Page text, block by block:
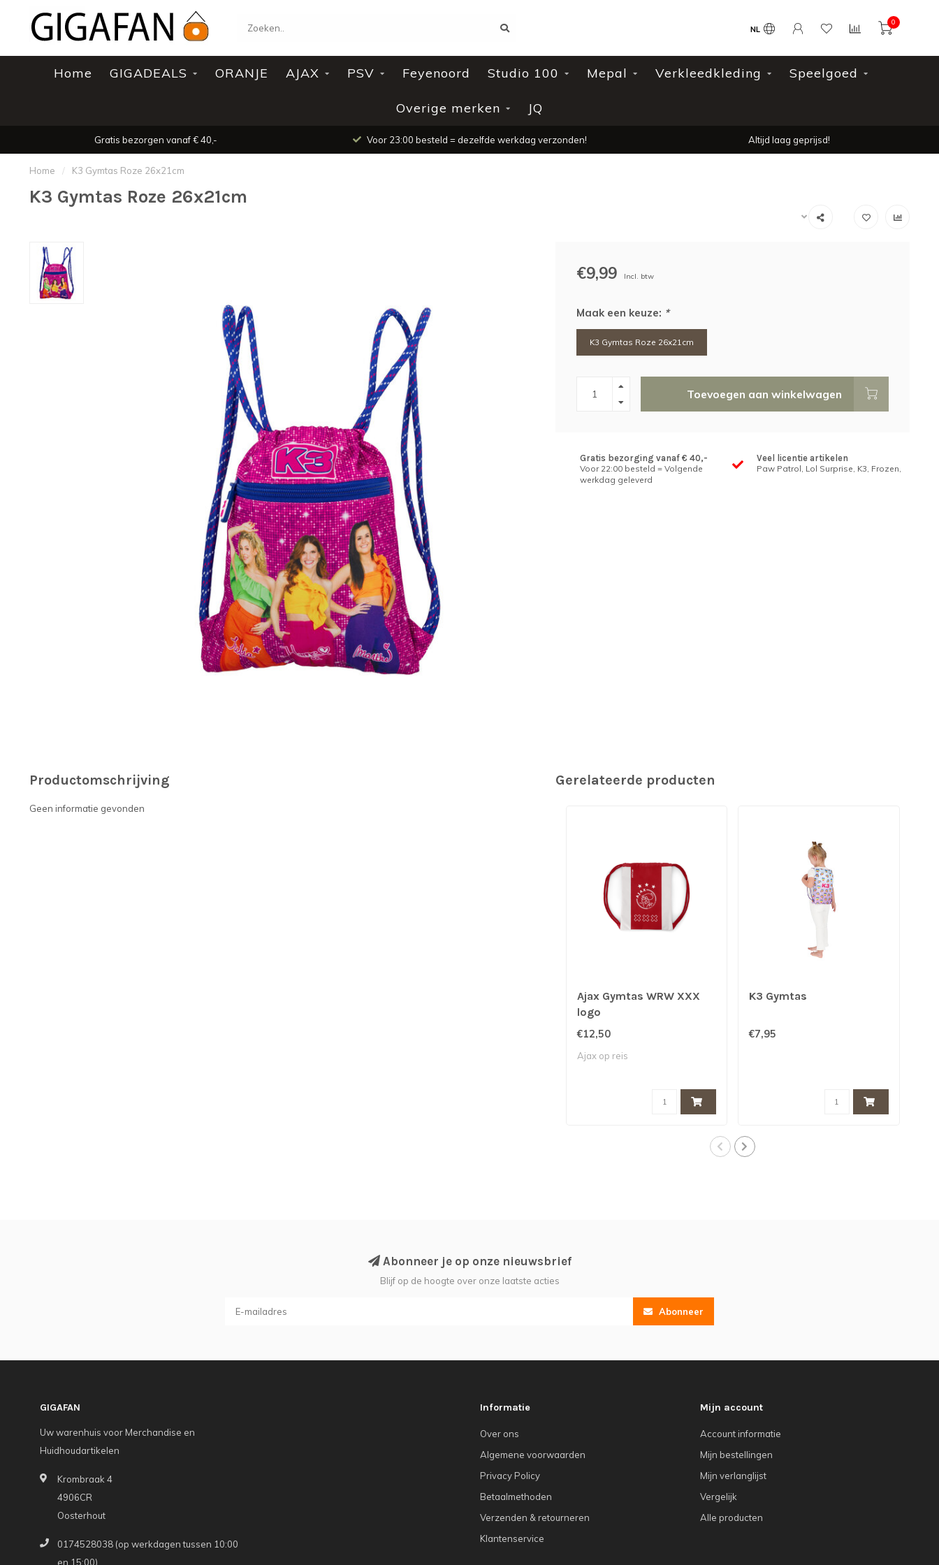
NL
0
Home GIGADEALS ORANJE AJAX PSV Feyenoord Studio 100 Mepal Verkleedkleding Speelgoed
Overige merken JQ
Gratis bezorgen vanaf € 40,- Voor 23:00 besteld = dezelfde werkdag verzonden! Altijd laag geprijsd!
Home / K3 Gymtas Roze 26x21cm
K3 Gymtas Roze 26x21cm
€9,99 Incl. btw
Maak een keuze: *
K3 Gymtas Roze 26x21cm
Toevoegen aan winkelwagen
Gratis bezorging vanaf € 40,-
Voor 22:00 besteld = Volgende
werkdag geleverd
Veel licentie artikelen
Paw Patrol, Lol Surprise, K3, Frozen,
Productomschrijving
Geen informatie gevonden
Gerelateerde producten
Ajax Gymtas WRW XXX
logo
€12,50
Ajax op reis
K3 Gymtas
€7,95
Abonneer je op onze nieuwsbrief
Blijf op de hoogte over onze laatste acties
Abonneer
GIGAFAN
Uw warenhuis voor Merchandise en
Huidhoudartikelen
Krombraak 4
4906CR
Oosterhout
0174528038 (op werkdagen tussen 10:00
en 15:00)
Informatie
Over ons
Algemene voorwaarden
Privacy Policy
Betaalmethoden
Verzenden & retourneren
Klantenservice
Mijn account
Account informatie
Mijn bestellingen
Mijn verlanglijst
Vergelijk
Alle producten